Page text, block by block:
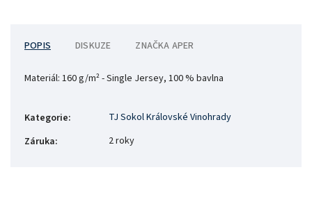
POPIS DISKUZE ZNAČKA APER
Materiál: 160 g/m² - Single Jersey, 100 % bavlna
Kategorie:
TJ Sokol Královské Vinohrady
Záruka: 2 roky